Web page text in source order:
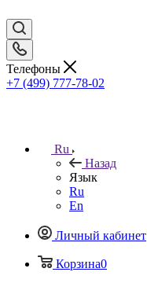
Телефоны
+7 (499) 777-78-02
Ru
Назад
Язык
Ru
En
Личный кабинет
Корзина0